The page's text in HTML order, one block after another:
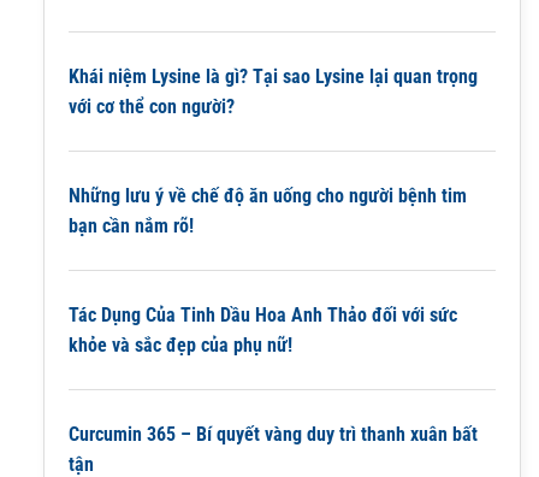
Khái niệm Lysine là gì? Tại sao Lysine lại quan trọng
với cơ thể con người?
Những lưu ý về chế độ ăn uống cho người bệnh tim
bạn cần nắm rõ!
Tác Dụng Của Tinh Dầu Hoa Anh Thảo đối với sức
khỏe và sắc đẹp của phụ nữ!
Curcumin 365 – Bí quyết vàng duy trì thanh xuân bất
tận